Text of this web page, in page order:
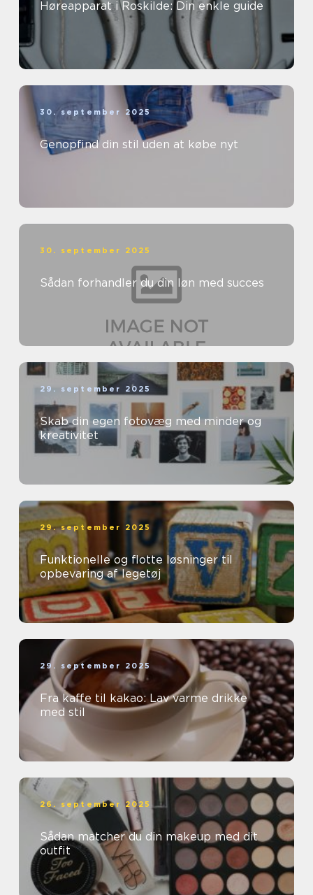
Høreapparat i Roskilde: Din enkle guide
30. september 2025
Genopfind din stil uden at købe nyt
30. september 2025
Sådan forhandler du din løn med succes
29. september 2025
Skab din egen fotovæg med minder og
kreativitet
29. september 2025
Funktionelle og flotte løsninger til
opbevaring af legetøj
29. september 2025
Fra kaffe til kakao: Lav varme drikke
med stil
26. september 2025
Sådan matcher du din makeup med dit
outfit